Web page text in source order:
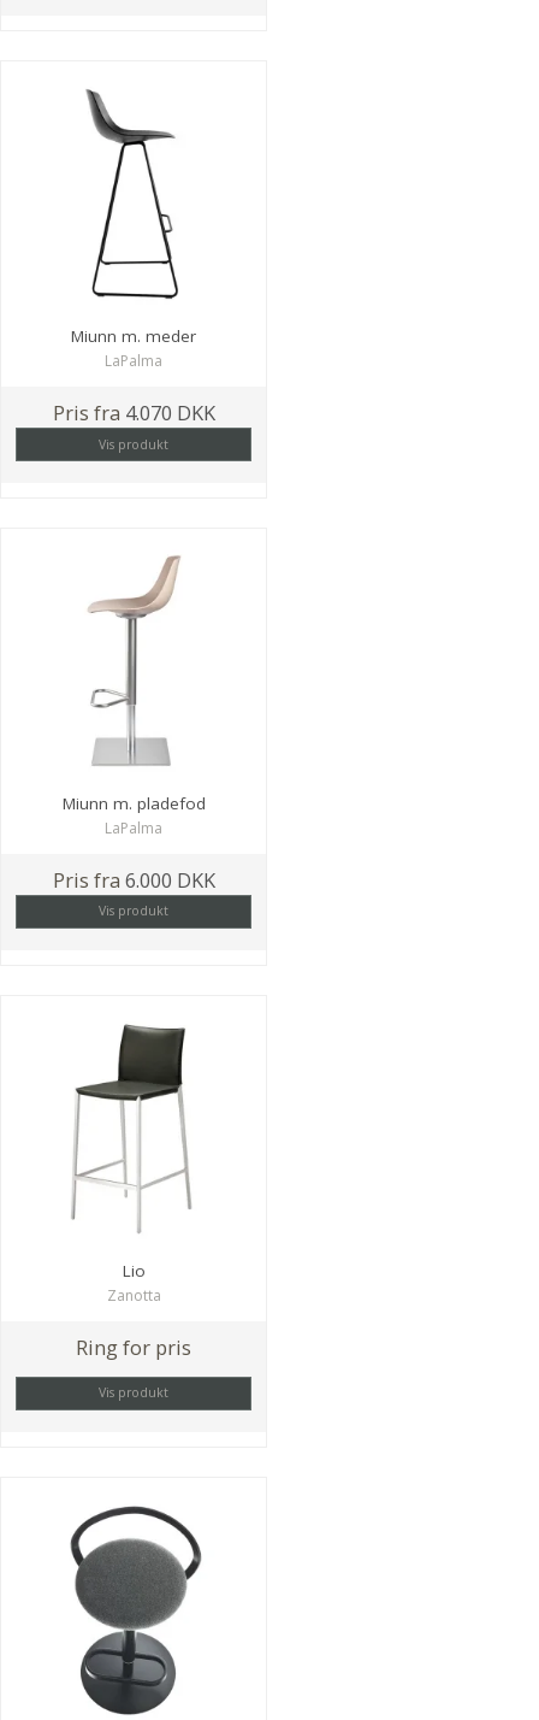
Miunn m. meder
LaPalma
Pris fra 4.070 DKK
Vis produkt
Miunn m. pladefod
LaPalma
Pris fra 6.000 DKK
Vis produkt
Lio
Zanotta
Ring for pris
Vis produkt